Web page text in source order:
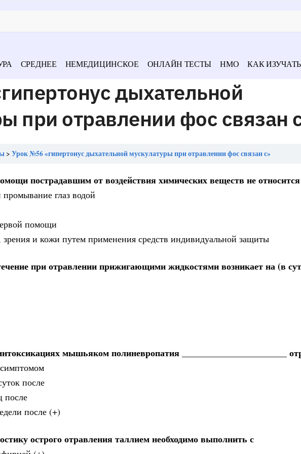
СРЕДНЕЕ НЕМЕДИЦИНСКОЕ ОНЛАЙН ТЕСТЫ НМО КАК ИЗУЧАТЬ
дыхательной
при отравлении фос связан
Урок №56 «гипертонус дыхательной мускулатуры при отравлении фос связан с»
пострадавшим от воздействия химических веществ не относится
глаз водой
помощи
и кожи путем применения средств индивидуальной защиты
при отравлении прижигающими жидкостями возникает на (в
мышьяком полиневропатия _______________________
после
после
после (+)
острого отравления таллием необходимо выполнить с